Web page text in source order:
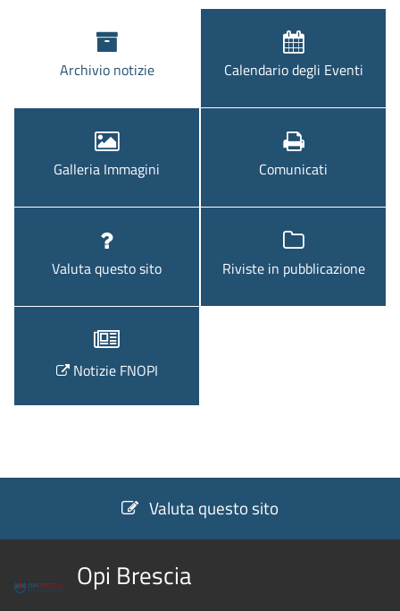
Archivio notizie Calendario degli Eventi
Galleria Immagini Comunicati
Valuta questo sito Riviste in pubblicazione
Notizie FNOPI
Valuta questo sito
Opi Brescia